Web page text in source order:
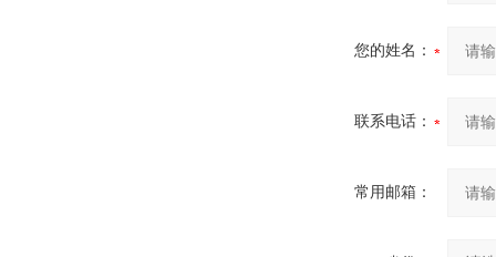
您的姓名：
联系电话：
常用邮箱：